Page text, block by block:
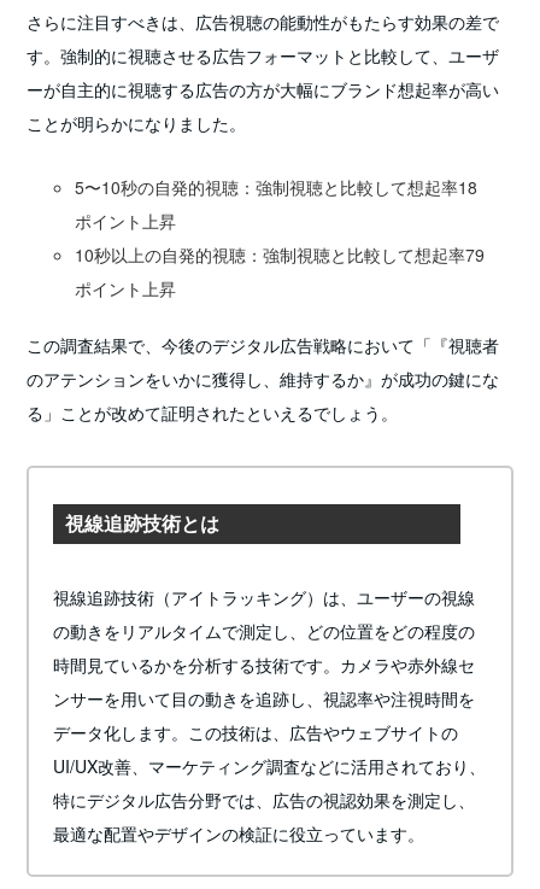
さらに注目すべきは、広告視聴の能動性がもたらす効果の差で
す。強制的に視聴させる広告フォーマットと比較して、ユーザ
ーが自主的に視聴する広告の方が大幅にブランド想起率が高い
ことが明らかになりました。
5〜10秒の自発的視聴：強制視聴と比較して想起率18
ポイント上昇
10秒以上の自発的視聴：強制視聴と比較して想起率79
ポイント上昇
この調査結果で、今後のデジタル広告戦略において「『視聴者
のアテンションをいかに獲得し、維持するか』が成功の鍵にな
る」ことが改めて証明されたといえるでしょう。
視線追跡技術とは
視線追跡技術（アイトラッキング）は、ユーザーの視線
の動きをリアルタイムで測定し、どの位置をどの程度の
時間見ているかを分析する技術です。カメラや赤外線セ
ンサーを用いて目の動きを追跡し、視認率や注視時間を
データ化します。この技術は、広告やウェブサイトの
UI/UX改善、マーケティング調査などに活用されており、
特にデジタル広告分野では、広告の視認効果を測定し、
最適な配置やデザインの検証に役立っています。